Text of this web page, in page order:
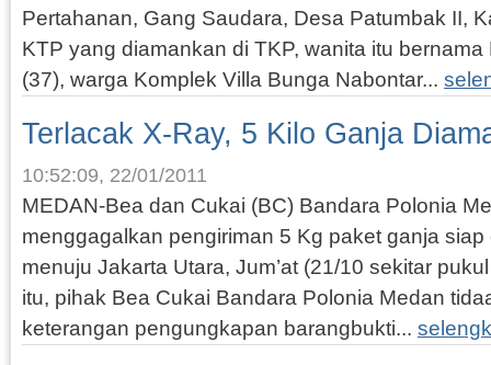
Pertahanan, Gang Saudara, Desa Patumbak II,
KTP yang diamankan di TKP, wanita itu
(37), warga Komplek Villa Bunga Nabontar...
Terlacak X-Ray, 5 Kilo Ganja
10:52:09, 22/01/2011
MEDAN-Bea dan Cukai (BC) Bandara Polonia
menggagalkan pengiriman 5 Kg paket ganja
menuju Jakarta Utara, Jum’at (21/10 sekitar
itu, pihak Bea Cukai Bandara Polonia Medan
keterangan pengungkapan barangbukti...